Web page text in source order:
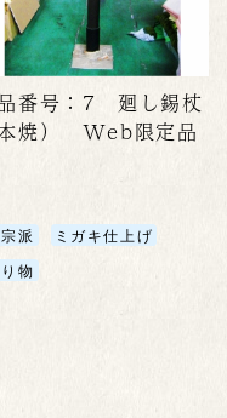
番号：7 廻し錫杖
本焼） Web限定品
派
ミガキ仕上げ
物